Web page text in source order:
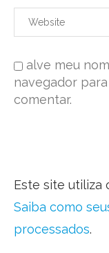
alve meu
navegador
comentar.
Este site utiliza
Saiba como
processados.